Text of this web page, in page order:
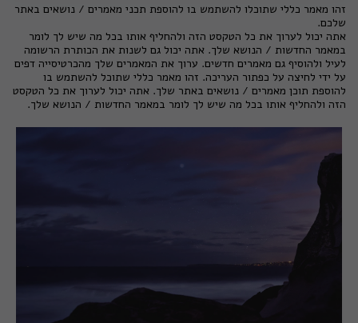
זהו מאמר כללי שתוכלו להשתמש בו להוספת תכני מאמרים / נושאים באתר
שלכם.
אתה יכול לערוך את כל הטקסט הזה ולהחליף אותו בכל מה שיש לך לומר
במאמר החדשות / הנושא שלך. אתה יכול גם לשנות את הכותרת הרשומה
לעיל ולהוסיף גם מאמרים חדשים. ערוך את המאמרים שלך מהכרטיסייה דפים
על ידי לחיצה על כפתור העריכה. זהו מאמר כללי שתוכל להשתמש בו
להוספת תוכן מאמרים / נושאים באתר שלך. אתה יכול לערוך את כל הטקסט
הזה ולהחליף אותו בכל מה שיש לך לומר במאמר החדשות / הנושא שלך.